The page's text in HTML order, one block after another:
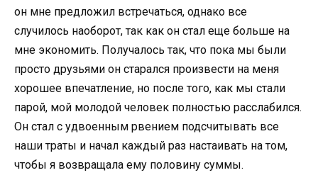
он мне предложил встречаться, однако все
случилось наоборот, так как он стал еще больше на
мне экономить. Получалось так, что пока мы были
просто друзьями он старался произвести на меня
хорошее впечатление, но после того, как мы стали
парой, мой молодой человек полностью расслабился.
Он стал с удвоенным рвением подсчитывать все
наши траты и начал каждый раз настаивать на том,
чтобы я возвращала ему половину суммы.